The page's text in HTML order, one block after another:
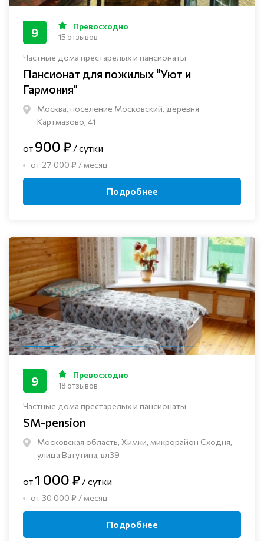
Частные дома престарелых и пансионаты
Пансионат для пожилых "Уют и
Гармония"
Москва, поселение Московский, деревня
Картмазово, 41
9 Превосходно
15 отзывов
от 900 ₽ / сутки
от 27 000 ₽ / месяц
Подробнее
Частные дома престарелых и пансионаты
SM-pension
Московская область, Химки, микрорайон Сходня,
улица Ватутина, вл39
9 Превосходно
18 отзывов
от1 000 ₽ / сутки
от 30 000 ₽ / месяц
Подробнее